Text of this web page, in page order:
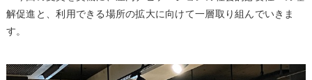
解促進と、利用できる場所の拡大に向けて一層取り組んでいきま
す。